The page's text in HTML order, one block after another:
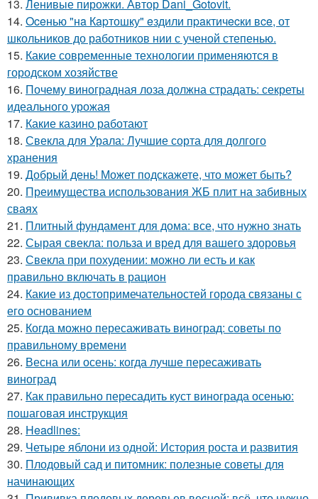
13. Ленивые пирожки. Автор Dani_Gotovit.
14. Oceнью "нa Кapтошку" eздили пpaктичecки вce, от
школьников до работников нии с ученой степенью.
15. Какие современные технологии применяются в
городском хозяйстве
16. Почему виноградная лоза должна страдать: секреты
идеального урожая
17. Какие казино работают
18. Свекла для Урала: Лучшие сорта для долгого
хранения
19. Добрый день! Может подскажете, что может быть?
20. Преимущества использования ЖБ плит на забивных
сваях
21. Плитный фундамент для дома: все, что нужно знать
22. Сырая свекла: польза и вред для вашего здоровья
23. Свекла при похудении: можно ли есть и как
правильно включать в рацион
24. Какие из достопримечательностей города связаны с
его основанием
25. Когда можно пересаживать виноград: советы по
правильному времени
26. Весна или осень: когда лучше пересаживать
виноград
27. Как правильно пересадить куст винограда осенью:
пошаговая инструкция
28. Headlines:
29. Четыре яблони из одной: История роста и развития
30. Плодовый сад и питомник: полезные советы для
начинающих